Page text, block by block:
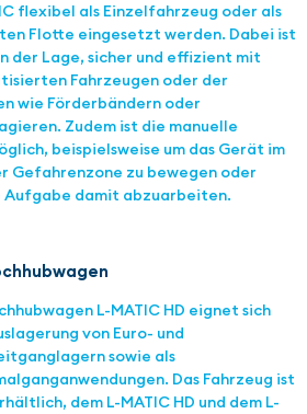
flexibel als Einzelfahrzeug oder als
Flotte eingesetzt werden. Dabei ist
der Lage, sicher und effizient mit
Fahrzeugen oder der
wie Förderbändern oder
Zudem ist die manuelle
beispielsweise um das Gerät im
Gefahrenzone zu bewegen oder
damit abzuarbeiten.
L-MATIC HD eignet sich
von Euro- und
sowie als
Das Fahrzeug ist
dem L-MATIC HD und dem L-